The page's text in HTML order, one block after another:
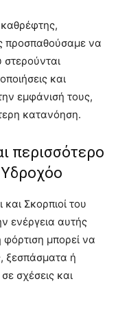
προσπαθούσαμε να
και
εμφάνισή τους,
κατανόηση.
περισσότερο
και Σκορπιοί του
ενέργεια αυτής
μπορεί να
ξεσπάσματα ή
σχέσεις και